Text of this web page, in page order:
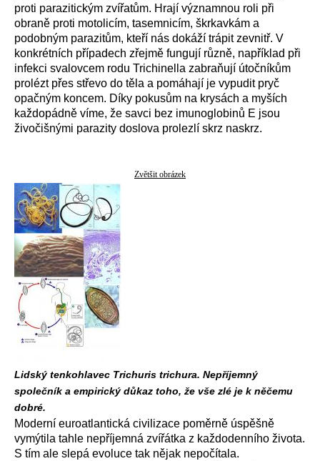
proti parazitickým zvířatům. Hrají významnou roli při
obraně proti motolicím, tasemnicím, škrkavkám a
podobným parazitům, kteří nás dokáží trápit zevnitř. V
konkrétních případech zřejmě fungují různě, například při
infekci svalovcem rodu Trichinella zabraňují útočníkům
prolézt přes střevo do těla a pomáhají je vypudit pryč
opačným koncem. Díky pokusům na krysách a myších
každopádně víme, že savci bez imunoglobinů E jsou
živočišnými parazity doslova prolezlí skrz naskrz.
Zvětšit obrázek
Lidský tenkohlavec Trichuris trichura. Nepříjemný
společník a empirický důkaz toho, že vše zlé je k něčemu
dobré.
Moderní euroatlantická civilizace poměrně úspěšně
vymýtila tahle nepříjemná zvířátka z každodenního života.
S tím ale slepá evoluce tak nějak nepočítala.